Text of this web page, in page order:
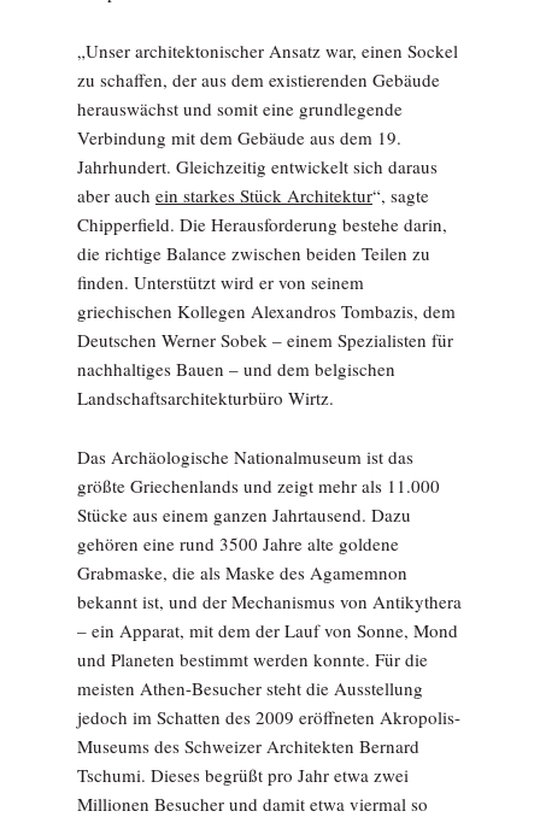
„Unser architektonischer Ansatz war, einen Sockel
zu schaffen, der aus dem existierenden Gebäude
herauswächst und somit eine grundlegende
Verbindung mit dem Gebäude aus dem 19.
Jahrhundert. Gleichzeitig entwickelt sich daraus
aber auch ein starkes Stück Architektur“, sagte
Chipperfield. Die Herausforderung bestehe darin,
die richtige Balance zwischen beiden Teilen zu
finden. Unterstützt wird er von seinem
griechischen Kollegen Alexandros Tombazis, dem
Deutschen Werner Sobek – einem Spezialisten für
nachhaltiges Bauen – und dem belgischen
Landschaftsarchitekturbüro Wirtz.
Das Archäologische Nationalmuseum ist das
größte Griechenlands und zeigt mehr als 11.000
Stücke aus einem ganzen Jahrtausend. Dazu
gehören eine rund 3500 Jahre alte goldene
Grabmaske, die als Maske des Agamemnon
bekannt ist, und der Mechanismus von Antikythera
– ein Apparat, mit dem der Lauf von Sonne, Mond
und Planeten bestimmt werden konnte. Für die
meisten Athen-Besucher steht die Ausstellung
jedoch im Schatten des 2009 eröffneten Akropolis-
Museums des Schweizer Architekten Bernard
Tschumi. Dieses begrüßt pro Jahr etwa zwei
Millionen Besucher und damit etwa viermal so